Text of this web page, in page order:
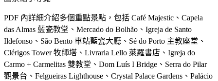
PDF 內詳細介紹多個重點景點，包括 Café Majestic、Capela
das Almas 藍瓷教堂、Mercado do Bolhão、Igreja de Santo
Ildefonso、São Bento 車站藍瓷大廳、Sé do Porto 主教座堂、
Clérigos Tower 牧師塔、Livraria Lello 萊羅書店、Igreja do
Carmo + Carmelitas 雙教堂、Dom Luís I Bridge、Serra do Pilar
觀景台、Felgueiras Lighthouse、Crystal Palace Gardens、Palácio